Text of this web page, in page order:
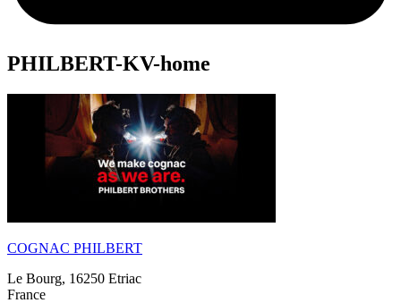
PHILBERT-KV-home
COGNAC PHILBERT
Le Bourg, 16250 Etriac
France